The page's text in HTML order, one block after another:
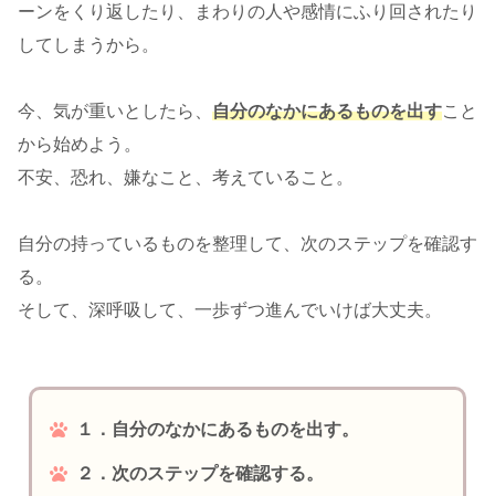
ーンをくり返したり、まわりの人や感情にふり回されたり
してしまうから。
今、気が重いとしたら、 自分のなかにあるものを出すこと
から始めよう。
不安、恐れ、嫌なこと、考えていること。
自分の持っているものを整理して、次のステップを確認す
る。
そして、深呼吸して、一歩ずつ進んでいけば大丈夫。
１．自分のなかにあるものを出す。
２．次のステップを確認する。